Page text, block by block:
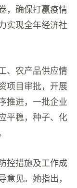
，确保打赢疫情
实现全年经济社
、农产品供应情
项目审批，开展
推进，一批企业
平稳，种子、化
控措施及工作成
意见。她指出，